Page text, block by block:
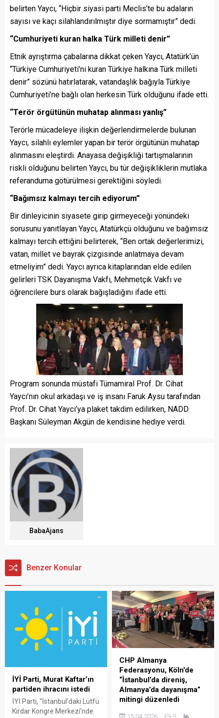
belirten Yaycı, “Hiçbir siyasi parti Meclis’te bu adaların
sayısı ve kaçı silahlandırılmıştır diye sormamıştır” dedi.
“Cumhuriyeti kuran halka Türk milleti denir”
Etnik ayrıştırma çabalarına dikkat çeken Yaycı, Atatürk’ün
“Türkiye Cumhuriyeti’ni kuran Türkiye halkına Türk milleti
denir” sözünü hatırlatarak, vatandaşlık bağıyla Türkiye
Cumhuriyeti’ne bağlı olan herkesin Türk olduğunu ifade etti.
“Terör örgütünün muhatap alınması yanlış”
Terörle mücadeleye ilişkin değerlendirmelerde bulunan
Yaycı, silahlı eylemler yapan bir terör örgütünün muhatap
alınmasını eleştirdi. Anayasa değişikliği tartışmalarının
riskli olduğunu belirten Yaycı, bu tür değişikliklerin mutlaka
referanduma götürülmesi gerektiğini söyledi.
“Bağımsız kalmayı tercih ediyorum”
Bir dinleyicinin siyasete girip girmeyeceği yönündeki
sorusunu yanıtlayan Yaycı, Atatürkçü olduğunu ve bağımsız
kalmayı tercih ettiğini belirterek, “Ben ortak değerlerimizi,
vatan, millet ve bayrak çizgisinde anlatmaya devam
etmeliyim” dedi. Yaycı ayrıca kitaplarından elde edilen
gelirleri TSK Dayanışma Vakfı, Mehmetçik Vakfı ve
öğrencilere burs olarak bağışladığını ifade etti.
Program sonunda müstafi Tümamiral Prof. Dr. Cihat
Yaycı’nın okul arkadaşı ve iş insanı Faruk Aysu tarafından
Prof. Dr. Cihat Yaycı’ya plaket takdim edilirken, NADD
Başkanı Süleyman Akgün de kendisine hediye verdi.
BabaAjans
Benzer Konular
İYİ Parti, Murat Kaftar’ın
partiden ihracını istedi
İYİ Parti, “İstanbul’daki Lütfü
Kırdar Kongre Merkezi’nde
CHP Almanya
Federasyonu, Köln’de
“İstanbul’da direniş,
Almanya’da dayanışma”
mitingi düzenledi
15.04.2026 0